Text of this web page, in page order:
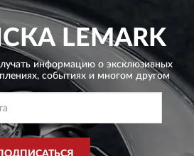
LEMARK
информацию о эксклюзивных
событиях и многом другом